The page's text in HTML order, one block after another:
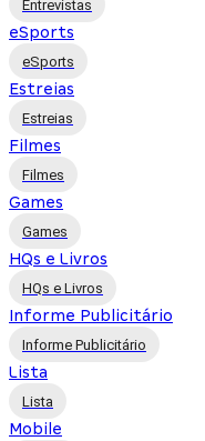
Entrevistas
eSports
eSports
Estreias
Estreias
Filmes
Filmes
Games
Games
HQs e Livros
HQs e Livros
Informe Publicitário
Informe Publicitário
Lista
Lista
Mobile